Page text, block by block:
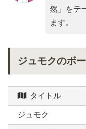
然 」をテ
ます。
ジュモクのボ
タイトル
ジュモク